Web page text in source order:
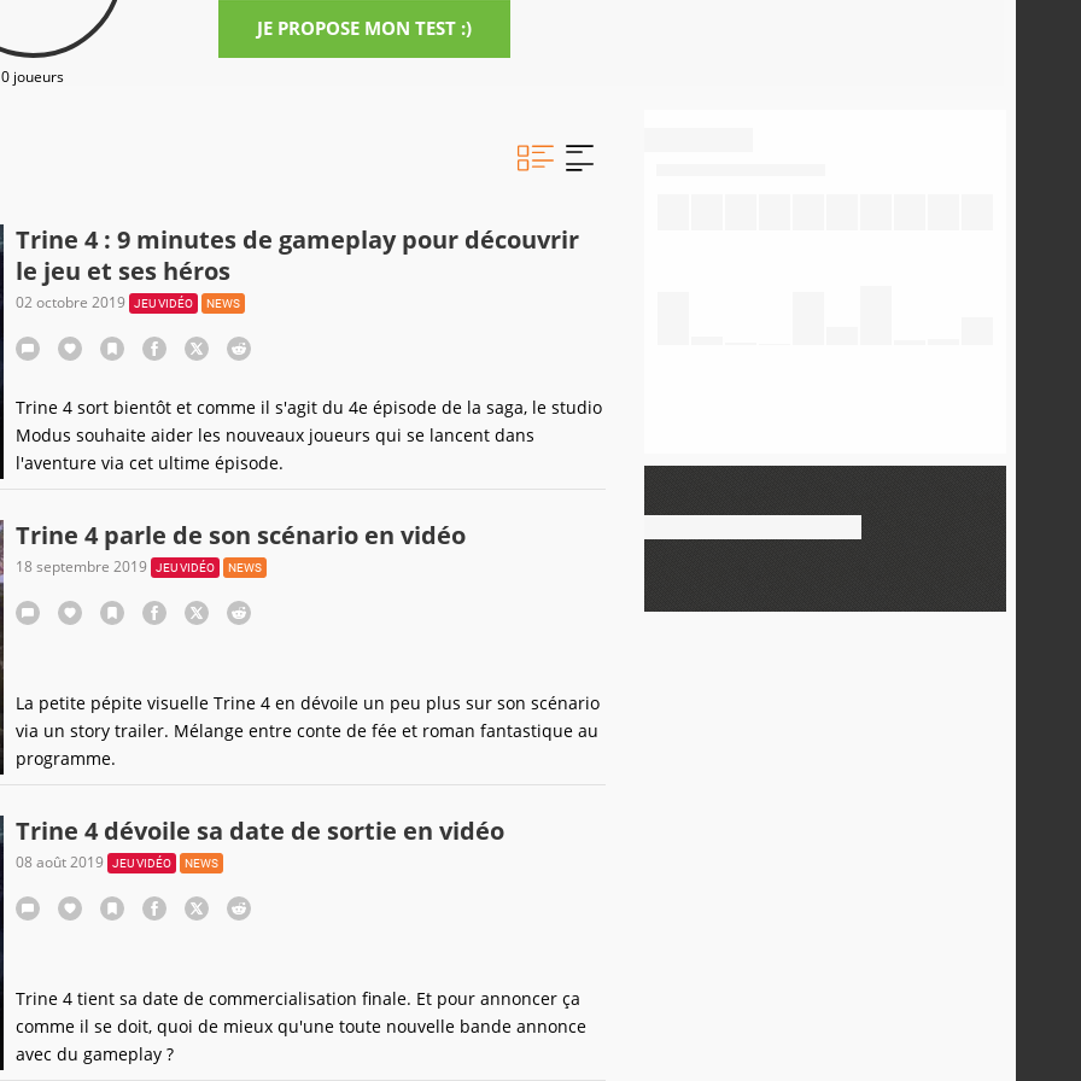
0 joueurs
JE PROPOSE MON TEST :)
Trine 4 : 9 minutes de gameplay pour découvrir
le jeu et ses héros
02 octobre 2019 JEU VIDÉO NEWS
Trine 4 sort bientôt et comme il s'agit du 4e épisode de la saga, le studio
Modus souhaite aider les nouveaux joueurs qui se lancent dans
l'aventure via cet ultime épisode.
Trine 4 parle de son scénario en vidéo
18 septembre 2019 JEU VIDÉO NEWS
La petite pépite visuelle Trine 4 en dévoile un peu plus sur son scénario
via un story trailer. Mélange entre conte de fée et roman fantastique au
programme.
Trine 4 dévoile sa date de sortie en vidéo
08 août 2019 JEU VIDÉO NEWS
Trine 4 tient sa date de commercialisation finale. Et pour annoncer ça
comme il se doit, quoi de mieux qu'une toute nouvelle bande annonce
avec du gameplay ?